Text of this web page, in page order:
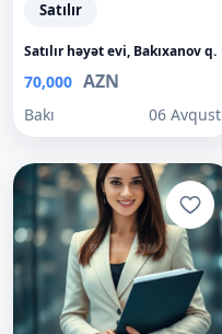
Satılır
Satılır həyət evi, Bakıxanov q.
70,000 AZN
Bakı 06 Avqust